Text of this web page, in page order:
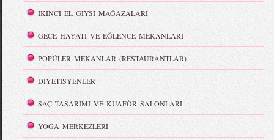
İKİNCİ EL GİYSİ MAĞAZALARI
GECE HAYATI VE EĞLENCE MEKANLARI
POPÜLER MEKANLAR (RESTAURANTLAR)
DİYETİSYENLER
SAÇ TASARIMI VE KUAFÖR SALONLARI
YOGA MERKEZLERİ